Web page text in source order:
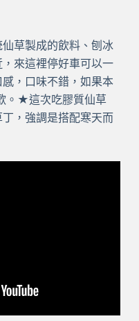
草製成的飲料、刨冰
來這裡停好車可以一
，口味不錯，如果本
。★這次吃膠質仙草
，強調是搭配寒天而